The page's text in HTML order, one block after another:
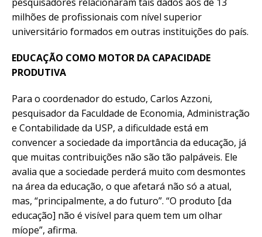
milhões de profissionais com nível superior
universitário formados em outras instituições do país.
EDUCAÇÃO COMO MOTOR DA CAPACIDADE
PRODUTIVA
Para o coordenador do estudo, Carlos Azzoni,
pesquisador da Faculdade de Economia, Administração
e Contabilidade da USP, a dificuldade está em
convencer a sociedade da importância da educação, já
que muitas contribuições não são tão palpáveis. Ele
avalia que a sociedade perderá muito com desmontes
na área da educação, o que afetará não só a atual,
mas, “principalmente, a do futuro”. “O produto [da
educação] não é visível para quem tem um olhar
míope”, afirma.